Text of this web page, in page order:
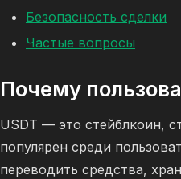
Безопасность сделки
Частые вопросы
Почему
USDT — это стейблкоин,
популярен среди
переводить средства,